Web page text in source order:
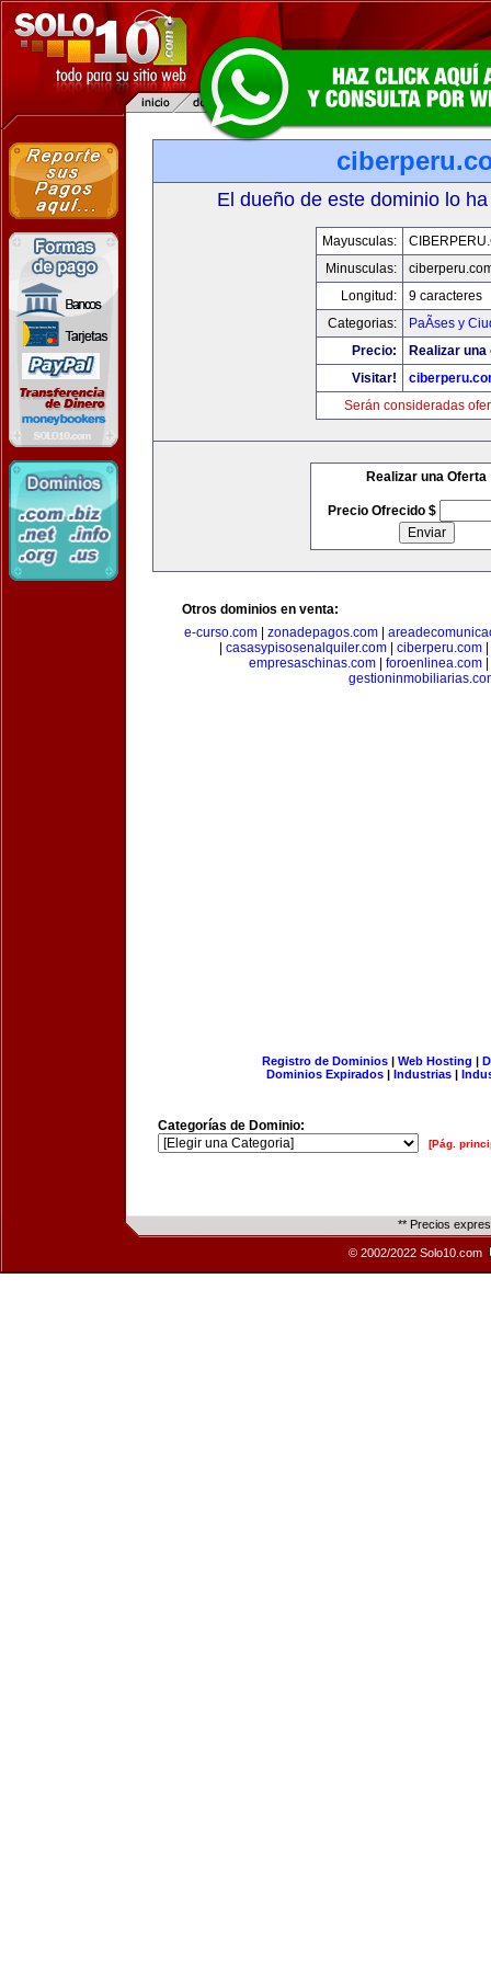
El dueño de este dominio lo
Mayusculas:
Minusculas:
Longitud:
9 caracteres
Categorias:
PaÃ­ses y
Precio:
Realizar
Visitar!
Serán consideradas
Realizar una Oferta
Precio Ofrecido $
Otros dominios en venta:
e-curso.com| zonadepagos.com|
casasypisosenalquiler.com ciberperu.com
empresaschinas.com| foroenlinea.com|
Registro de Dominios| Web Hosting |
Dominios Expirados | Industrias |
Categorías de Dominio:
[Pág.
** Precios
© 2002/2022 Solo10.com